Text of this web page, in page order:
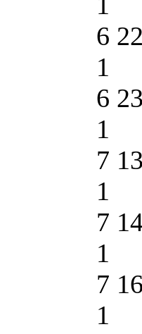
6
1
6
1
7
1
7
1
7
1